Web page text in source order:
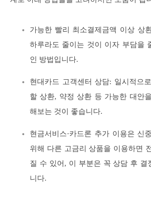
가능한 빨리 최소결제금액 이상 상
하루라도 줄이는 것이 이자 부담을
인 방법입니다.
현대카드 고객센터 상담: 일시적으
할 상환, 약정 상환 등 가능한 대안
해보는 것이 좋습니다.
현금서비스·카드론 추가 이용은 신
위해 다른 고금리 상품을 이용하면
질 수 있어, 이 부분은 꼭 상담 후 결
니다.